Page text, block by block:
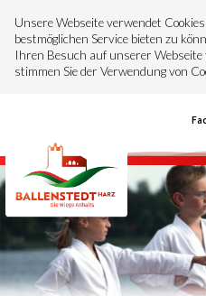
Unsere Webseite verwendet
bestmöglichen Service bieten zu
Ihren Besuch auf unserer Webseite
stimmen Sie der Verwendung von